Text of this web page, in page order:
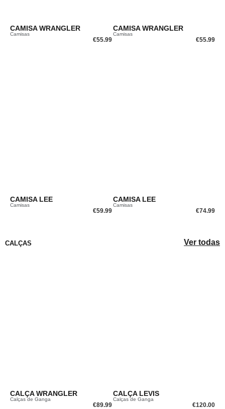
CAMISA WRANGLER
Camisas
€55.99
CAMISA WRANGLER
Camisas
€55.99
CAMISA LEE
Camisas
€59.99
CAMISA LEE
Camisas
€74.99
CALÇAS Ver todas
CALÇA WRANGLER
Calças de Ganga
€89.99
CALÇA LEVIS
Calças de Ganga
€120.00